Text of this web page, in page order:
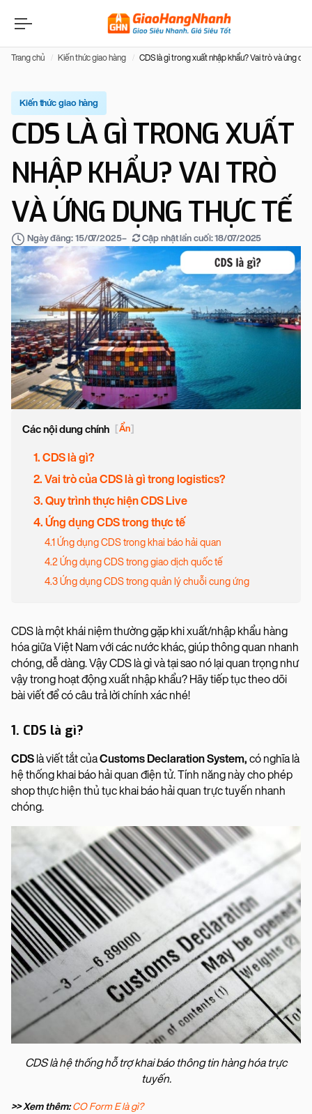
Trang chủ Kiến thức giao hàng CDS là gì trong xuất nhập khẩu? Vai trò và ứng
Kiến thức giao hàng
CDS LÀ GÌ TRONG XUẤT
NHẬP KHẨU? VAI TRÒ
VÀ ỨNG DỤNG THỰC TẾ
Ngày đăng: 15/07/2025– Cập nhật lần cuối:18/07/2025
Các nội dung chính [Ẩn]
1. CDS là gì?
2. Vai trò của CDS là gì trong logistics?
3. Quy trình thực hiện CDS Live
4. Ứng dụng CDS trong thực tế
4.1 Ứng dụng CDS trong khai báo hải quan
4.2 Ứng dụng CDS trong giao dịch quốc tế
4.3 Ứng dụng CDS trong quản lý chuỗi cung ứng
CDS là một khái niệm thường gặp khi xuất/nhập khẩu hàng
hóa giữa Việt Nam với các nước khác, giúp thông quan nhanh
chóng, dễ dàng. Vậy CDS là gì và tại sao nó lại quan trọng như
vậy trong hoạt động xuất nhập khẩu? Hãy tiếp tục theo dõi
bài viết để có câu trả lời chính xác nhé!
1. CDS là gì?
CDS là viết tắt củaCustoms Declaration System, có nghĩa là
hệ thống khai báo hải quan điện tử. Tính năng này cho phép
shop thực hiện thủ tục khai báo hải quan trực tuyến nhanh
chóng.
CDS là hệ thống hỗ trợ khai báo thông tin hàng hóa trực
tuyến.
>> Xem thêm:CO Form E là gì?